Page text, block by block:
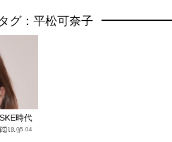
グ：平松可奈子
時代
に…」
2018.05.04